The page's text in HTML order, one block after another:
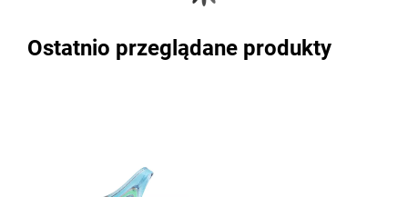
Ostatnio przeglądane produkty